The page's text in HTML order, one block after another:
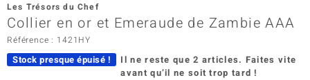
Les Trésors du Chef
Collier en or et Emeraude de Zambie AAA
Référence : 1421HY
Stock presque épuisé ! Il ne reste que 2 articles. Faites vite
avant qu’il ne soit trop tard !